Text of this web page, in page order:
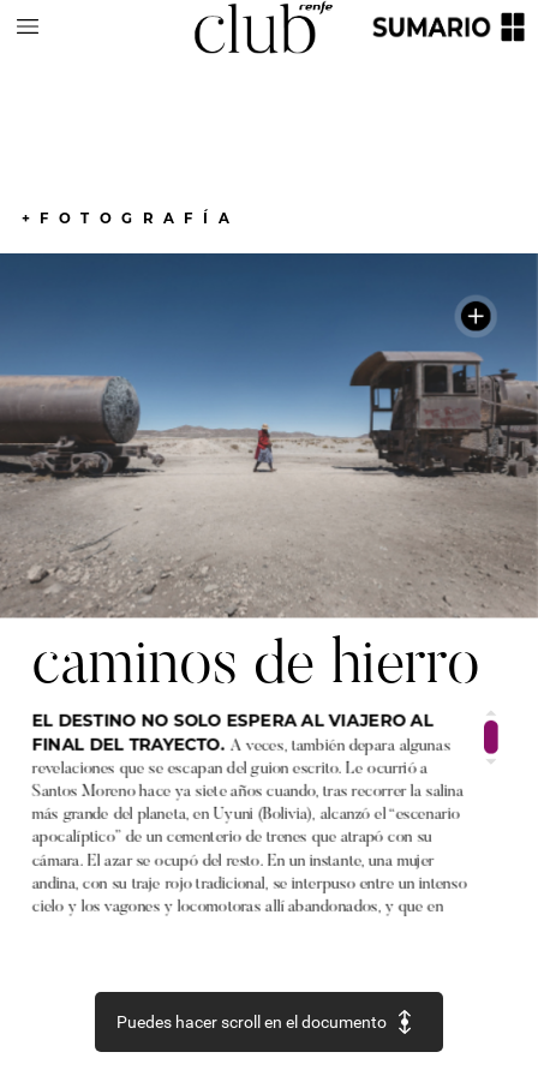
+FOTOGRAFÍA
caminos de hierro
EL DESTINO NO SOLO ESPERA AL VIAJERO AL
FINAL DEL TRAYECTO. A veces, también depara algunas
revelaciones que se escapan del guion escrito. Le ocurrió a
Santos Moreno hace ya siete años cuando, tras recorrer la salina
más grande del planeta, en Uyuni (Bolivia), alcanzó el “escenario
apocalíptico” de un cementerio de trenes que atrapó con su
cámara. El azar se ocupó del resto. En un instante, una mujer
andina, con su traje rojo tradicional, se interpuso entre un intenso
cielo y los vagones y locomotoras allí abandonados, y que en
de
SELECCIONADA. ‘Uyuni’. Santos Moreno Villar. ffe.es
Puedes hacer scroll en el documento